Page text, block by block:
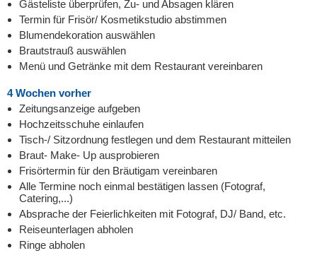
Gästeliste überprüfen, Zu- und Absagen klären
Termin für Frisör/ Kosmetikstudio abstimmen
Blumendekoration auswählen
Brautstrauß auswählen
Menü und Getränke mit dem Restaurant vereinbaren
4 Wochen vorher
Zeitungsanzeige aufgeben
Hochzeitsschuhe einlaufen
Tisch-/ Sitzordnung festlegen und dem Restaurant mitteilen
Braut- Make- Up ausprobieren
Frisörtermin für den Bräutigam vereinbaren
Alle Termine noch einmal bestätigen lassen (Fotograf,
Catering,...)
Absprache der Feierlichkeiten mit Fotograf, DJ/ Band, etc.
Reiseunterlagen abholen
Ringe abholen